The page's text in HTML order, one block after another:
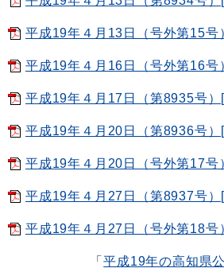
平成19年４月13日（号外第15号
平成19年４月16日（号外第16号
平成19年４月17日（第8935号
平成19年４月20日（第8936号
平成19年４月20日（号外第17号
平成19年４月27日（第8937号
平成19年４月27日（号外第18号
「平成19年の高知県